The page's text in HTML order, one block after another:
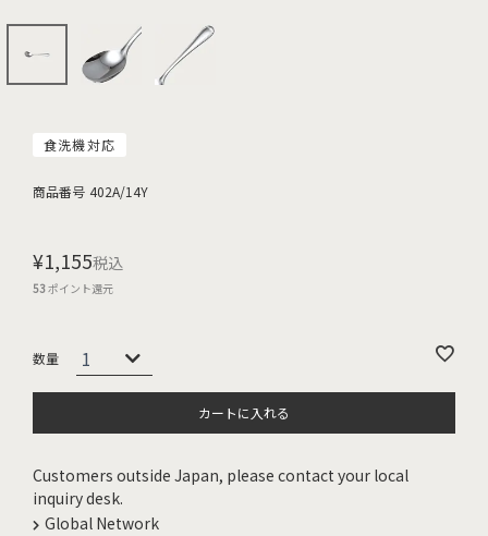
食洗機対応
商品番号 402A/14Y
¥1,155税込
53ポイント還元
カートに入れる
Customers outside Japan, please contact your local
inquiry desk.
Global Network